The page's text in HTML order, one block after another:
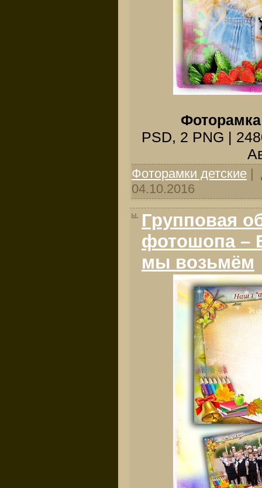
PSD, 2 PNG |
Фоторамки детские |
04.10.2016
Групповая
фотошопа –
мы возьмём